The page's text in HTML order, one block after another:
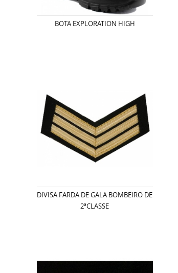
BOTA EXPLORATION HIGH
DIVISA FARDA DE GALA BOMBEIRO DE
2ªCLASSE